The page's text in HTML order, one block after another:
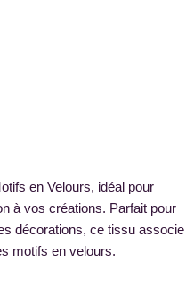
en Velours, idéal pour
à vos créations. Parfait pour
décorations, ce tissu associe
motifs en velours.